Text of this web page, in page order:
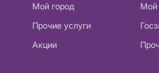
Мой город
Прочие услуги
Акции
Мой